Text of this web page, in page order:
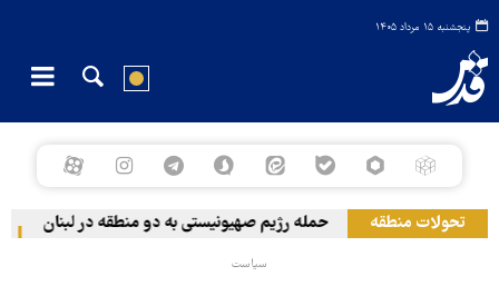
پنجشنبه ۱۵ مرداد ۱۴۰۵
تحولات منطقه حمله رژیم صهیونیستی به دو منطقه در لبنان
سیاست